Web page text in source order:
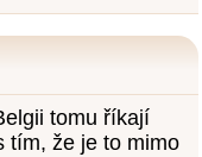
tomu říkají
tím, že je to mimo